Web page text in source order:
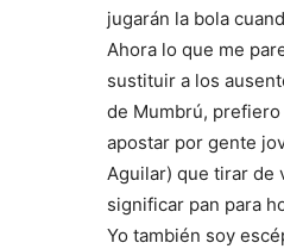
jugarán la bola
Ahora lo que me
sustituir a los
de Mumbrú,
apostar por gente
Aguilar) que tirar de
significar pan para
Yo también soy